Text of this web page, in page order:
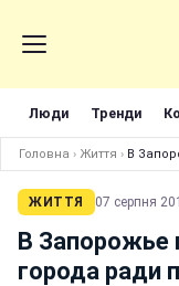
Люди Тренди
Головна › Життя › В
ЖИТТЯ 07 серпня
В Запорожье
города ради